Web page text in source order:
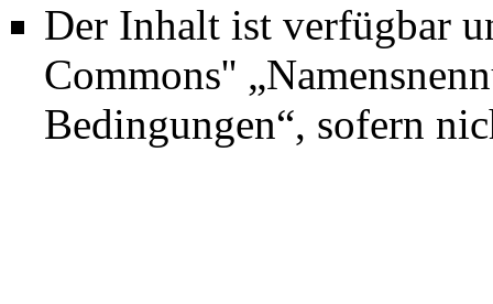
Der Inhalt ist verfügbar
Commons''
Bedingungen“, sofern